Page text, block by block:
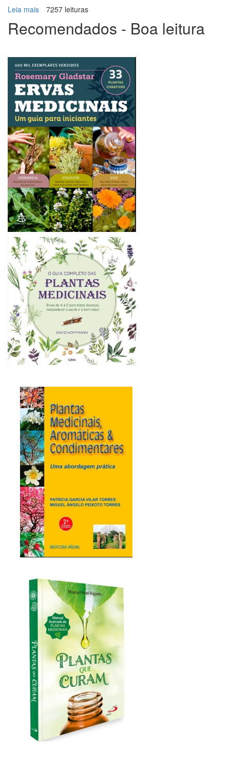
Leia mais sobre
7257 leituras
Recomendados - Boa leitura